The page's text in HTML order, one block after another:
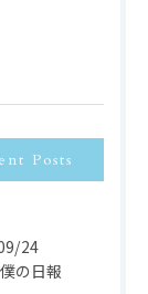
Posts
24
の日報